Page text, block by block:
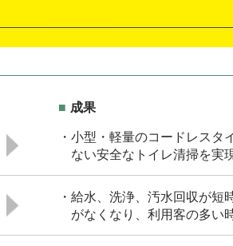
成果
・小型・軽量のコードレス
ない安全なトイレ清掃を実現
・給水、洗浄、汚水回収が
がなくなり、利用客の多い